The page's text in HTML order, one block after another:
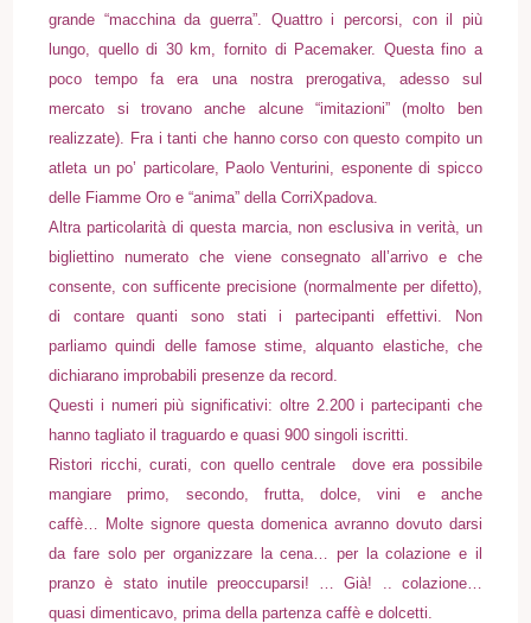
grande “macchina da guerra”. Quattro i percorsi, con il più
lungo, quello di 30 km, fornito di Pacemaker. Questa fino a
poco tempo fa era una nostra prerogativa, adesso sul
mercato si trovano anche alcune “imitazioni” (molto ben
realizzate). Fra i tanti che hanno corso con questo compito un
atleta un po’ particolare, Paolo Venturini, esponente di spicco
delle Fiamme Oro e “anima” della CorriXpadova.
Altra particolarità di questa marcia, non esclusiva in verità, un
bigliettino numerato che viene consegnato all’arrivo e che
consente, con sufficente precisione (normalmente per difetto),
di contare quanti sono stati i partecipanti effettivi. Non
parliamo quindi delle famose stime, alquanto elastiche, che
dichiarano improbabili presenze da record.
Questi i numeri più significativi: oltre 2.200 i partecipanti che
hanno tagliato il traguardo e quasi 900 singoli iscritti.
Ristori ricchi, curati, con quello centrale dove era possibile
mangiare primo, secondo, frutta, dolce, vini e anche
caffè… Molte signore questa domenica avranno dovuto darsi
da fare solo per organizzare la cena… per la colazione e il
pranzo è stato inutile preoccuparsi! … Già! .. colazione…
quasi dimenticavo, prima della partenza caffè e dolcetti.